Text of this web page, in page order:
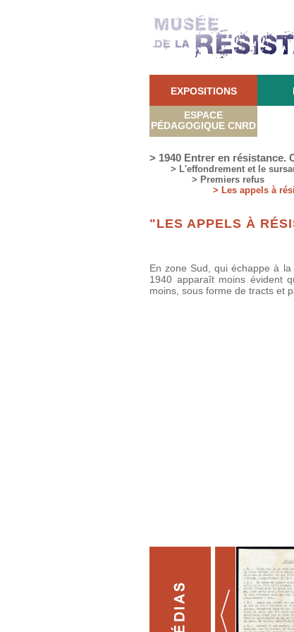
EXPOSITIONS
ESPACE
PÉDAGOGIQUE CNRD
> 1940 Entrer en résistance.
> L'effondrement et le
> Premiers refus
> Les appels à
"LES APPELS À
En zone Sud, qui échappe à
1940 apparaît moins évident
moins, sous forme de tracts et